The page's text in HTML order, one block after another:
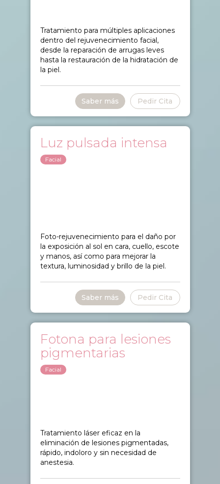
Tratamiento para múltiples aplicaciones
dentro del rejuvenecimiento facial,
desde la reparación de arrugas leves
hasta la restauración de la hidratación de
la piel.
Pedir Cita
Saber más
Luz pulsada intensa
Facial
Foto-rejuvenecimiento para el daño por
la exposición al sol en cara, cuello, escote
y manos, así como para mejorar la
textura, luminosidad y brillo de la piel.
Pedir Cita
Saber más
Fotona para lesiones
pigmentarias
Facial
Tratamiento láser eficaz en la
eliminación de lesiones pigmentadas,
rápido, indoloro y sin necesidad de
anestesia.